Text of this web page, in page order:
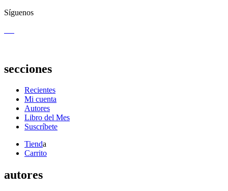
Síguenos
secciones
Recientes
Mi cuenta
Autores
Libro del Mes
Suscríbete
Tienda
Carrito
autores